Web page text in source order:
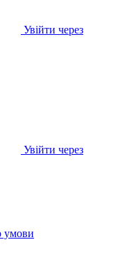
Увійти через
Увійти через
умови